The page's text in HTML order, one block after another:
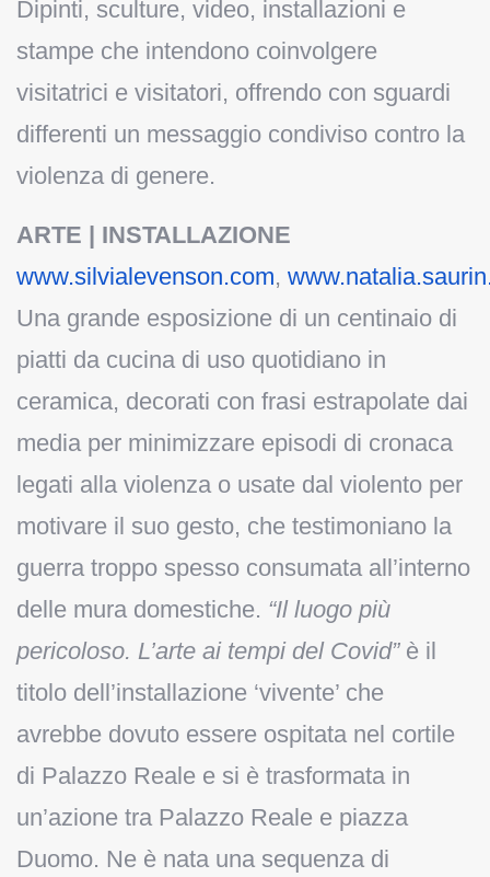
Dipinti, sculture, video, installazioni e
stampe che intendono coinvolgere
visitatrici e visitatori, offrendo con sguardi
differenti un messaggio condiviso contro la
violenza di genere.
ARTE | INSTALLAZIONE
www.silvialevenson.com,
Una grande esposizione di un centinaio di
piatti da cucina di uso quotidiano in
ceramica, decorati con frasi estrapolate dai
media per minimizzare episodi di cronaca
legati alla violenza o usate dal violento per
motivare il suo gesto, che testimoniano la
guerra troppo spesso consumata all’interno
delle mura domestiche. “Il luogo più
pericoloso. L’arte ai tempi del Covid”è il
titolo dell’installazione ‘vivente’ che
avrebbe dovuto essere ospitata nel cortile
di Palazzo Reale e si è trasformata in
un’azione tra Palazzo Reale e piazza
Duomo. Ne è nata una sequenza di